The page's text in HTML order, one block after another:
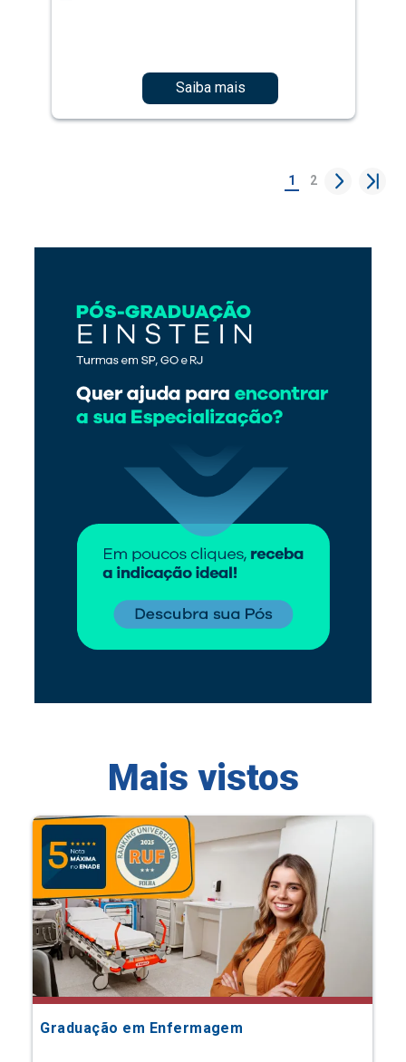
Saiba mais
1 2
Mais vistos
Graduação em Enfermagem